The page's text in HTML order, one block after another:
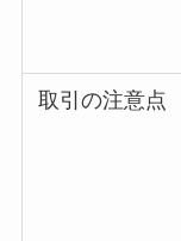
取引の注意点